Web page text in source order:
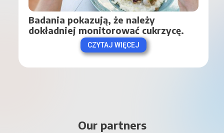
Badania pokazują, że należy
dokładniej monitorować cukrzycę.
CZYTAJ WIĘCEJ
Our partners